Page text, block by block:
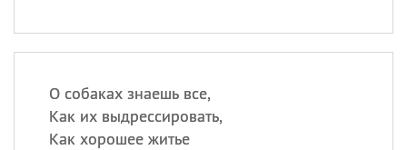
О собаках знаешь все,
Как их выдрессировать,
Как хорошее житье
Антонина,Еще
Посмотреть значение
происхождение